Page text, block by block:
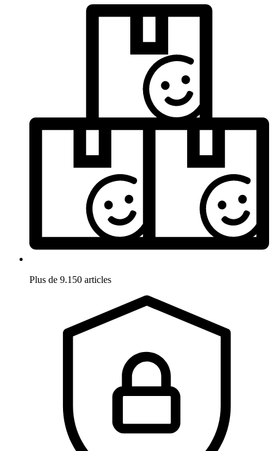
Plus de 9.150 articles